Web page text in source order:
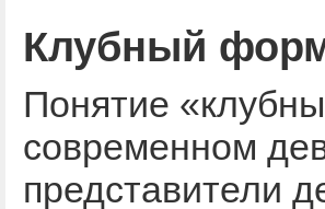
Клубный
Понятие
современном
представители